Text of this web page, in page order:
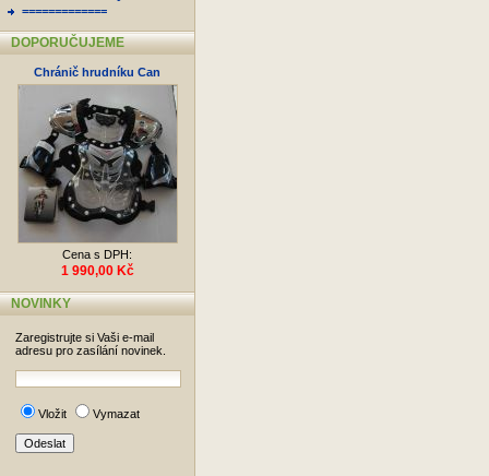
=============
DOPORUČUJEME
Chránič hrudníku Can
Cena s DPH:
1 990,00 Kč
NOVINKY
Zaregistrujte si Vaši e-mail
adresu pro zasílání novinek.
Vložit Vymazat